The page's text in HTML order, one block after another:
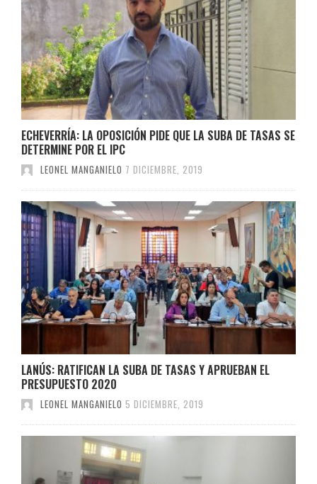
ECHEVERRÍA: LA OPOSICIÓN PIDE QUE LA SUBA DE TASAS SE
DETERMINE POR EL IPC
LEONEL MANGANIELO 7 DICIEMBRE, 2019
LANÚS: RATIFICAN LA SUBA DE TASAS Y APRUEBAN EL
PRESUPUESTO 2020
LEONEL MANGANIELO 5 DICIEMBRE, 2019